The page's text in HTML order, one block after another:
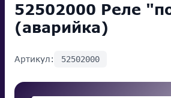
52502000 Реле
(аварийка)
Артикул: 52502000